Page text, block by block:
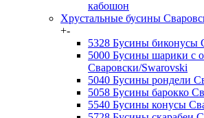
кабошон
Хрустальные бусины
+-
5328 Бусины биконусы
5000 Бусины шарики с
Сваровски/Swarovski
5040 Бусины рондели
5058 Бусины барокко
5540 Бусины конусы